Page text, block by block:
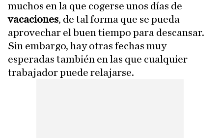
muchos en la que cogerse unos días de
vacaciones, de tal forma que se pueda
aprovechar el buen tiempo para descansar.
Sin embargo, hay otras fechas muy
esperadas también en las que cualquier
trabajador puede relajarse.